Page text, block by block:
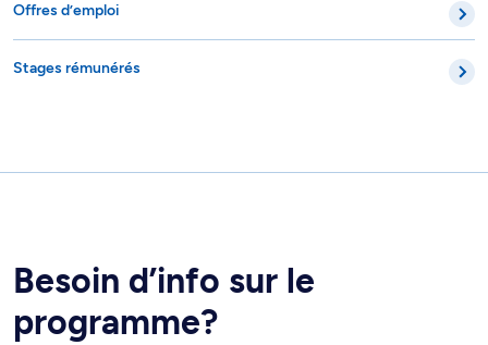
Offres d’emploi
Stages rémunérés
Besoin d’info sur le
programme?